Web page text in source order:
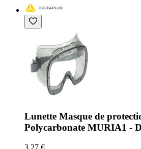
Lunette Masque de
Polycarbonate MURIA1 -
3,27 €